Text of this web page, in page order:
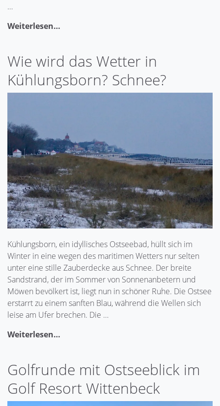
…
Weiterlesen…
Wie wird das Wetter in
Kühlungsborn? Schnee?
Kühlungsborn, ein idyllisches Ostseebad, hüllt sich im
Winter in eine wegen des maritimen Wetters nur selten
unter eine stille Zauberdecke aus Schnee. Der breite
Sandstrand, der im Sommer von Sonnenanbetern und
Möwen bevölkert ist, liegt nun in schöner Ruhe. Die Ostsee
erstarrt zu einem sanften Blau, während die Wellen sich
leise am Ufer brechen. Die …
Weiterlesen…
Golfrunde mit Ostseeblick im
Golf Resort Wittenbeck